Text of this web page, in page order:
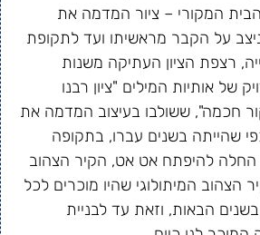
המקורי – ציור המדמה את
על הקבר מראשיתו ועד לתקופת
רצפת הציון העתיקה משנות
של אותיות המילים "ציון רבנו
חכמה", ששולבו בעיצוב המדמה את
שהייתה בשנים עברו, בתקופה
החלה להיפתח אט אט, הקיר הצהוב
הצהוב המיתולוגי שהיו מוכרים לכל
הבאות, וזאת עד לבניית